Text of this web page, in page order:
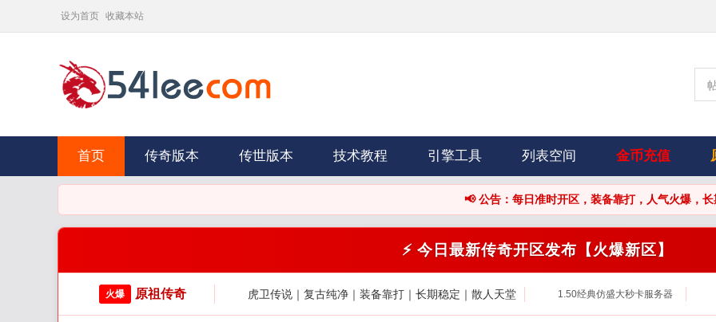
设为首页 收藏本站
首页 传奇版本 传世版本 技术教程 引擎工具 列表空间 金币充值
📢 公告：每日准时开区，装备靠打，人气火爆，长期稳定，散人天堂！
⚡ 今日最新传奇开区发布【火爆新区】
火爆 原祖传奇 虎卫传说｜复古纯净｜装备靠打｜长期稳定｜散人天堂 1.50经典仿盛大秒卡服务器